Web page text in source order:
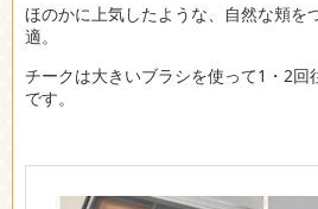
ほのかに上気したような、自然な頬を
適。
チークは大きいブラシを使って1・2回
です。